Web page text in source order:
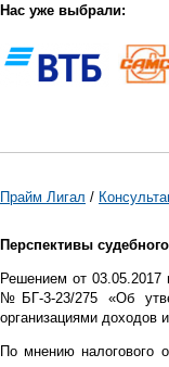
Нас уже выбрали:
Прайм Лигал /
Перспективы
Решением от 03.05.2017
№БГ-3-23/275 «Об
организациями доходов
По мнению налогового